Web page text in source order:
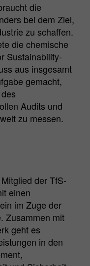
die
bei dem Ziel,
zu schaffen.
die chemische
Sustainability-
aus insgesamt
gemacht,
Audits und
zu messen.
der TfS-
einen
im Zuge der
Zusammen mit
geht es
in den